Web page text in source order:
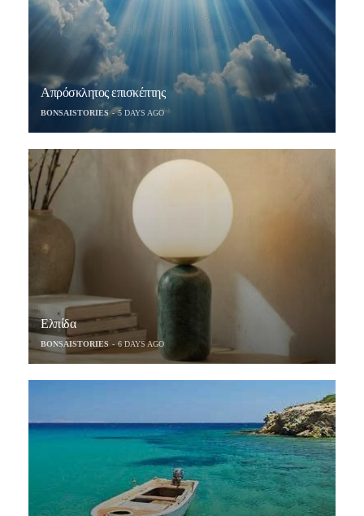
Απρόσκλητος επισκέπτης
BONSAISTORIES 5 DAYS AGO
Ελπίδα
BONSAISTORIES 6 DAYS AGO